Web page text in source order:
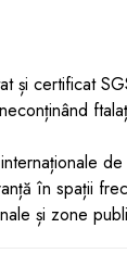
și certificat
de
în spații
și zone